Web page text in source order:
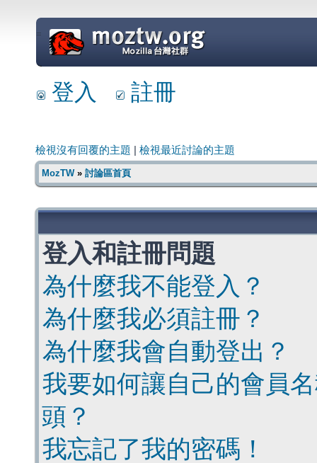
=
登入 註冊
檢視沒有回覆的主題 檢視最近討論的主題
MozTW» 討論區首頁
登入和註冊問題
為什麼我不能登入？
為什麼我必須註冊？
為什麼我會自動登出？
我要如何讓自己的會員
頭？
我忘記了我的密碼！